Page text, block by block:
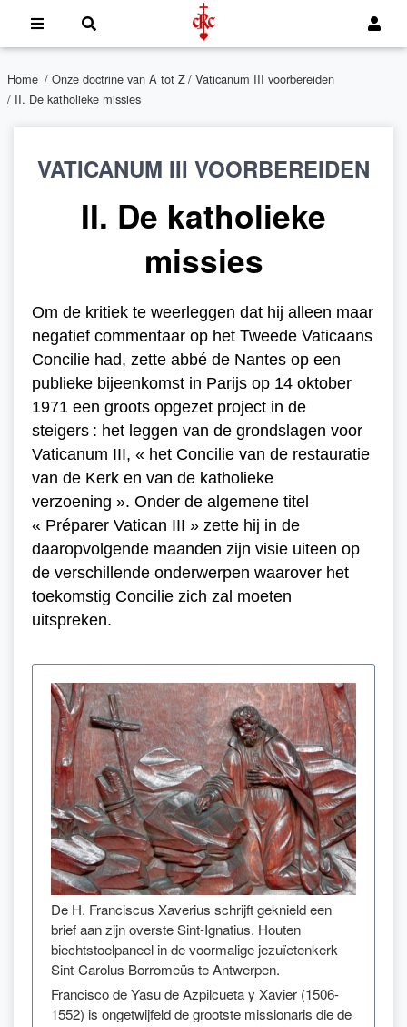
Home / Onze doctrine van A tot Z/ Vaticanum III voorbereiden
/ II. De katholieke missies
VATICANUM III VOORBEREIDEN
II. De katholieke
missies
Om de kritiek te weerleggen dat hij alleen maar
negatief commentaar op het Tweede Vaticaans
Concilie had, zette abbé de Nantes op een
publieke bijeenkomst in Parijs op 14 oktober
1971 een groots opgezet project in de
steigers : het leggen van de grondslagen voor
Vaticanum III, « het Concilie van de restauratie
van de Kerk en van de katholieke
verzoening ». Onder de algemene titel
« Préparer Vatican III » zette hij in de
daaropvolgende maanden zijn visie uiteen op
de verschillende onderwerpen waarover het
toekomstig Concilie zich zal moeten
uitspreken.
De H. Franciscus Xaverius schrijft geknield een
brief aan zijn overste Sint-Ignatius. Houten
biechtstoelpaneel in de voormalige jezuïetenkerk
Sint-Carolus Borromeüs te Antwerpen.
Francisco de Yasu de Azpilcueta y Xavier (1506-
1552) is ongetwijfeld de grootste missionaris die de